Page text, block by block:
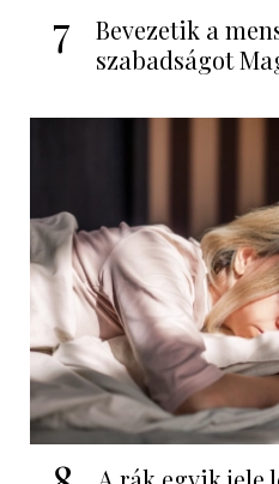
7
Bevezetik a
szabadságot